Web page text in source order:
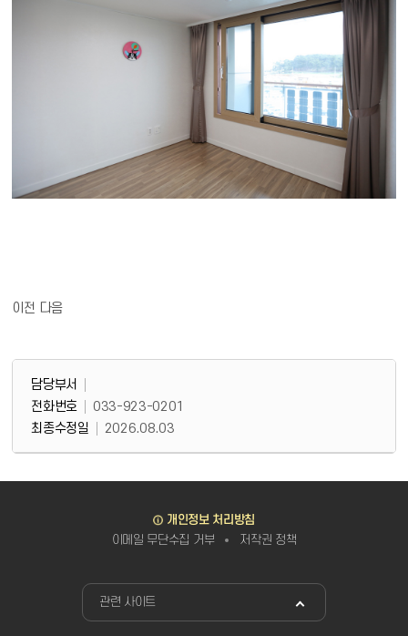
이전 다음
담당부서 정보 담당부서 정보
담당부서
전화번호
033-923-0201
최종수정일
2026.08.03
개인정보 처리방침
이메일 무단수집 거부
저작권 정책
관련 사이트